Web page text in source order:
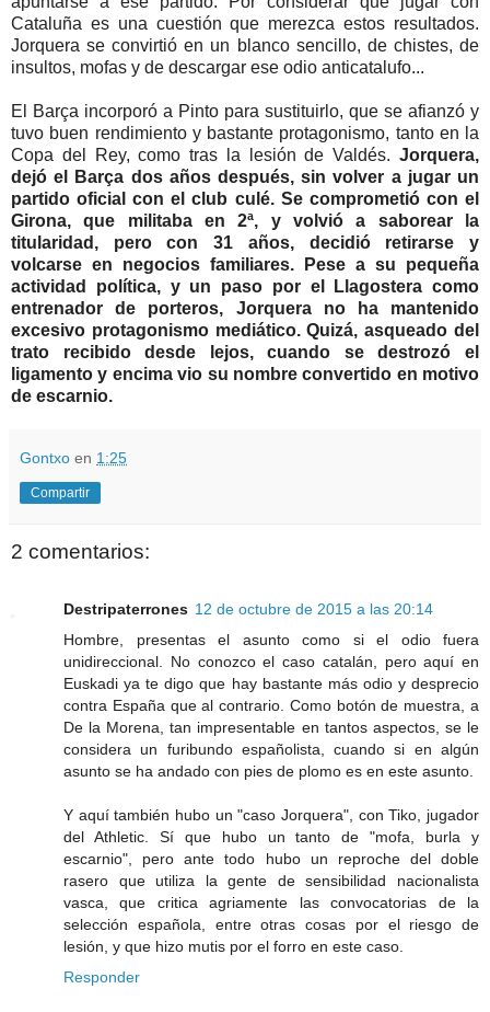
Cataluña es una cuestión que merezca estos resultados.
Jorquera se convirtió en un blanco sencillo, de chistes, de
insultos, mofas y de descargar ese odio anticatalufo...
El Barça incorporó a Pinto para sustituirlo, que se afianzó y
tuvo buen rendimiento y bastante protagonismo, tanto en la
Copa del Rey, como tras la lesión de Valdés. Jorquera,
dejó el Barça dos años después, sin volver a jugar un
partido oficial con el club culé. Se comprometió con el
Girona, que militaba en 2ª, y volvió a saborear la
titularidad, pero con 31 años, decidió retirarse y
volcarse en negocios familiares. Pese a su pequeña
actividad política, y un paso por el Llagostera como
entrenador de porteros, Jorquera no ha mantenido
excesivo protagonismo mediático. Quizá, asqueado del
trato recibido desde lejos, cuando se destrozó el
ligamento y encima vio su nombre convertido en motivo
de escarnio.
Gontxo en 1:25
Compartir
2 comentarios:
Destripaterrones 12 de octubre de 2015 a las 20:14
Hombre, presentas el asunto como si el odio fuera
unidireccional. No conozco el caso catalán, pero aquí en
Euskadi ya te digo que hay bastante más odio y desprecio
contra España que al contrario. Como botón de muestra, a
De la Morena, tan impresentable en tantos aspectos, se le
considera un furibundo españolista, cuando si en algún
asunto se ha andado con pies de plomo es en este asunto.
Y aquí también hubo un "caso Jorquera", con Tiko, jugador
del Athletic. Sí que hubo un tanto de "mofa, burla y
escarnio", pero ante todo hubo un reproche del doble
rasero que utiliza la gente de sensibilidad nacionalista
vasca, que critica agriamente las convocatorias de la
selección española, entre otras cosas por el riesgo de
lesión, y que hizo mutis por el forro en este caso.
Responder